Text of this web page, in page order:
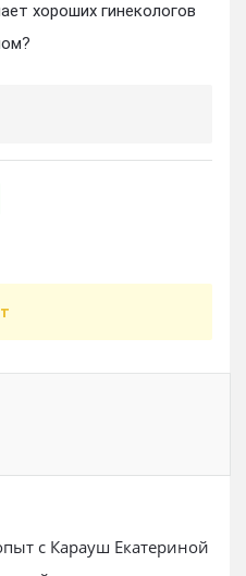
хороших гинекологов
с Карауш Екатериной